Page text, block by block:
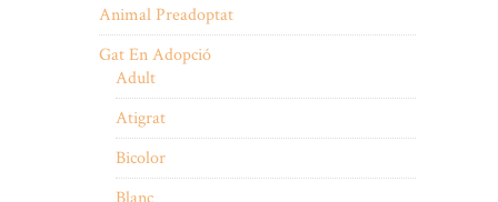
Animal Preadoptat
Gat En Adopció
Adult
Atigrat
Bicolor